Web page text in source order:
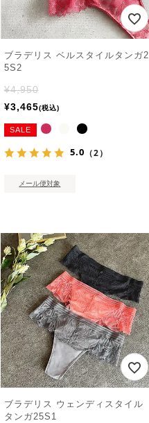
ブラデリス ベルスタイルタンガ2
5S2
¥4,950
¥3,465 税込
SALE
5.0 （2）
メール便対象
ブラデリス ウェンディスタイル
タンガ25S1